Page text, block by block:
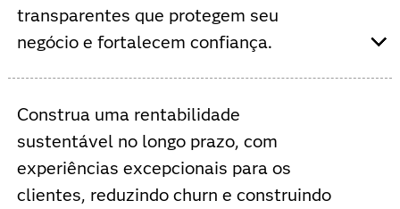
áreas.
transparentes que protegem seu
negócio e fortalecem confiança.
governar o uso de dados para aprimorar serviços,
personalizar experiências, otimizar inventário e prevenir
fraudes.
Construa uma rentabilidade
sustentável no longo prazo, com
experiências excepcionais para os
clientes, reduzindo churn e construindo